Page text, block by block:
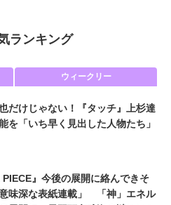
ランキング
ウィークリー
だけじゃない！『タッチ』上杉達
を「いち早く見出した人物たち」
PIECE』今後の展開に絡んできそ
味深な表紙連載」 「神」エネル